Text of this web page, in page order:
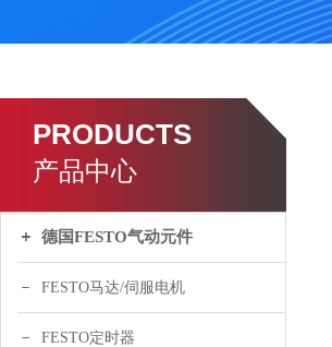
PRODUCTS
产品中心
德国FESTO气动元件
FESTO马达/伺服电机
FESTO定时器